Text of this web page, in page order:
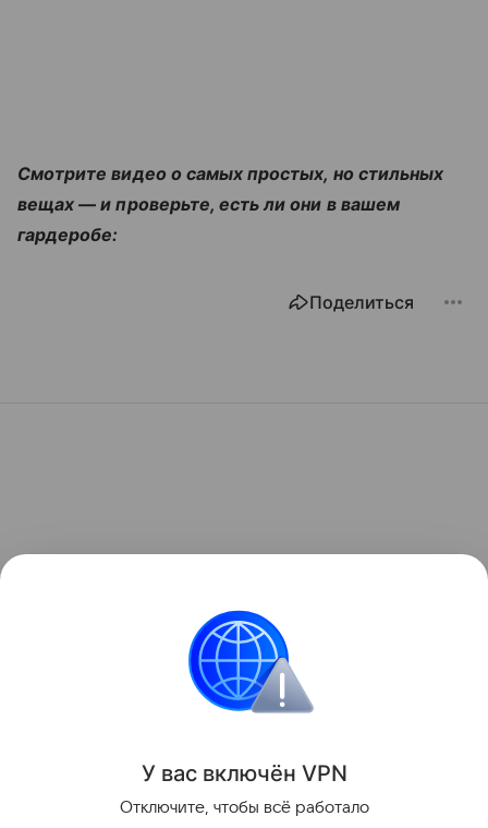
Смотрите видео о самых простых, но стильных
вещах — и проверьте, есть ли они в вашем
гардеробе:
Поделиться
У вас включён VPN
Отключите, чтобы всё работало